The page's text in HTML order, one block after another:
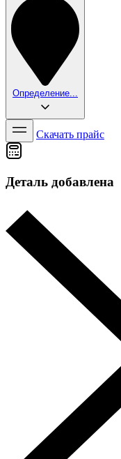
Определение...
Скачать прайс
Деталь добавлена